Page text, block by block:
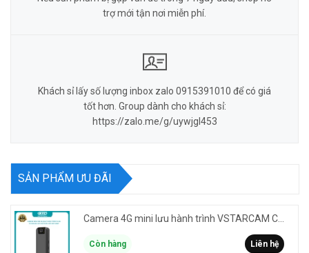
trợ mới tận nơi miễn phí.
Khách sỉ lấy số lượng inbox zalo 0915391010 để có giá
tốt hơn. Group dành cho khách sỉ:
https://zalo.me/g/uywjgl453
SẢN PHẨM ƯU ĐÃI
Còn hàng Liên hệ